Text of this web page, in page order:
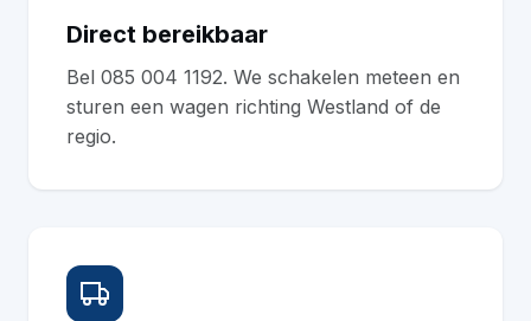
Direct bereikbaar
Bel 085 004 1192. We schakelen meteen en
sturen een wagen richting Westland of de
regio.